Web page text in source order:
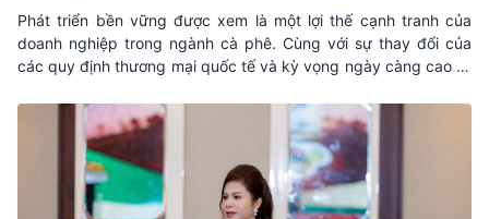
Phát triển bền vững được xem là một lợi thế cạnh tranh của
doanh nghiệp trong ngành cà phê. Cùng với sự thay đổi của
các quy định thương mại quốc tế và kỳ vọng ngày càng cao từ
chuỗi cung ứng và trách nhiệm với môi trường đang dần trở
thành điều kiện để doanh nghiệp duy trì khả năng tham gia sâu
hơn vào chuỗi giá trị toàn cầu.